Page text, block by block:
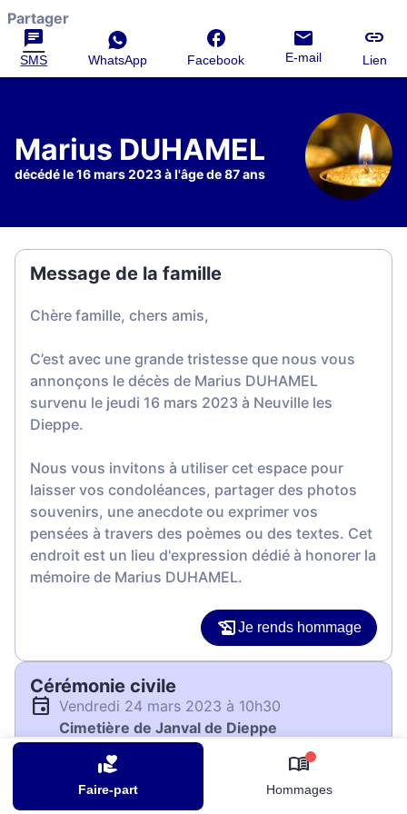
Faire-part Hommages
Partager
SMS WhatsApp Facebook E-mail Lien
Marius DUHAMEL
décédé le 16 mars 2023 à l'âge de 87 ans
Message de la famille
Chère famille, chers amis,
C’est avec une grande tristesse que nous vous
annonçons le décès de Marius DUHAMEL
survenu le jeudi 16 mars 2023 à Neuville les
Dieppe.
Nous vous invitons à utiliser cet espace pour
laisser vos condoléances, partager des photos
souvenirs, une anecdote ou exprimer vos
pensées à travers des poèmes ou des textes. Cet
endroit est un lieu d'expression dédié à honorer la
mémoire de Marius DUHAMEL.
Je rends hommage
Cérémonie civile
vendredi 24 mars 2023 à 10h30
Cimetière de Janval de Dieppe
76200 Dieppe